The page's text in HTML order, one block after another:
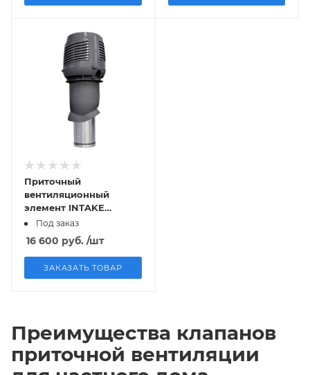
Приточный
вентиляционный
элемент INTAKE
160/ER/500 серый
Под заказ
16 600 руб. /шт
ЗАКАЗАТЬ ТОВАР
Преимущества клапанов
приточной вентиляции